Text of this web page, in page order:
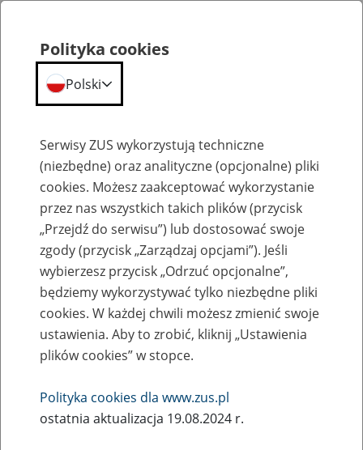
Szkolenia
Zaproś ZUS do siebie - zakładanie profili
eZUS w siedzibie Twojej firmy
Rodzaj wydarzenia
Szkolenia
Polityka cookies
Polski
Serwisy ZUS wykorzystują techniczne
(niezbędne) oraz analityczne (opcjonalne) pliki
cookies. Możesz zaakceptować wykorzystanie
przez nas wszystkich takich plików (przycisk
„Przejdź do serwisu”) lub dostosować swoje
zgody (przycisk „Zarządzaj opcjami”). Jeśli
wybierzesz przycisk „Odrzuć opcjonalne”,
będziemy wykorzystywać tylko niezbędne pliki
cookies. W każdej chwili możesz zmienić swoje
ustawienia. Aby to zrobić, kliknij „Ustawienia
plików cookies” w stopce.
Polityka cookies dla www.zus.pl
ostatnia aktualizacja 19.08.2024 r.